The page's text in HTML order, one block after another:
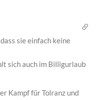
sie einfach keine
sich auch im Billigurlaub
Kampf für Tolranz und